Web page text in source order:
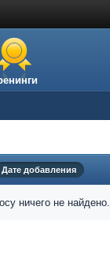
Дате добавления
ничего не найдено.